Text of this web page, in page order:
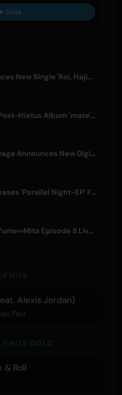
Soita
=LOVE Announces New Single 'Koi, Hajimemashita.' and Tokyo Dome Concerts
AliA Releases Post-Hiatus Album 'mate', Announces Tokyo Live
ShowMinorSavage Announces New Digital Single 'Gradation'
BILLY BOO Releases 'Parallel Night-EP' Featuring TV Drama Theme Song
BanG Dream! Yume∞Mita Episode 8 Live Clip Released
HITS
Alexis Jordan)
Paul
HITS GOLD
& Roll